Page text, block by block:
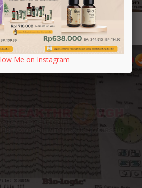
Me on Instagram